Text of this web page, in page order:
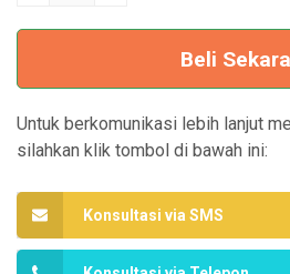
Beli
Untuk berkomunikasi lebih lanjut
silahkan klik tombol di bawah ini:
Konsultasi via SMS